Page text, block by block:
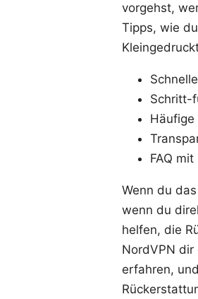
vorgehst,
Tipps, wie
Schritt-
FAQ
Wenn du
wenn du
helfen, die
NordVPN dir
erfahren,